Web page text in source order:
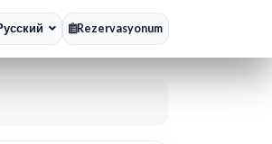
Rezervasyonum